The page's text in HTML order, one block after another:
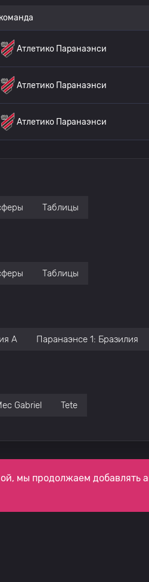
команда
Атлетико Паранаэнси
Атлетико Паранаэнси
Атлетико Паранаэнси
Таблицы
Таблицы
А Паранаэнсе 1: Бразилия
Gabriel Tete
мы продолжаем добавлять